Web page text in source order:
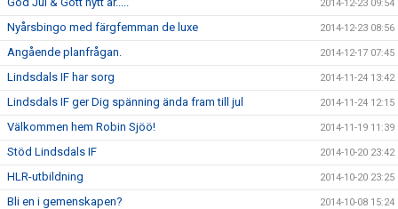
2014-12-23 09:54
Nyårsbingo med färgfemman de luxe 2014-12-23 08:56
Angående planfrågan. 2014-12-17 07:45
Lindsdals IF har sorg 2014-11-24 13:42
Lindsdals IF ger Dig spänning ända fram till jul 2014-11-24 12:15
Välkommen hem Robin Sjöö! 2014-11-19 11:39
Stöd Lindsdals IF 2014-10-20 23:42
HLR-utbildning 2014-10-20 23:25
Bli en i gemenskapen? 2014-10-08 15:24